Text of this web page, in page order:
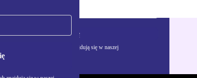
Zarejestruj się
używania danych osobowych znajdują się w naszej